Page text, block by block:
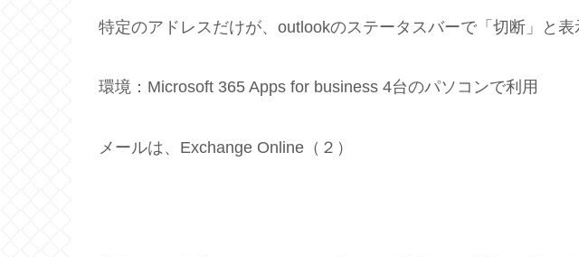
特定のアドレスだけが、outlookのステータスバーで「切断」と表
環境：Microsoft 365 Apps for business 4台のパソコンで利用
メールは、Exchange Online（２）